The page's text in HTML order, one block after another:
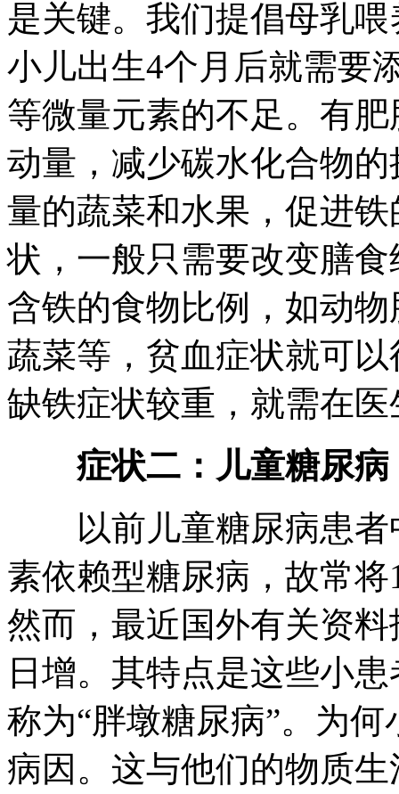
是关键。我们提倡母乳
小儿出生4个月后就需要
等微量元素的不足。有
动量，减少碳水化合物
量的蔬菜和水果，促进
状，一般只需要改变膳
含铁的食物比例，如动
蔬菜等，贫血症状就可
缺铁症状较重，就需在
症状二：儿童糖尿病
以前儿童糖尿病患者
素依赖型糖尿病，故常
然而，最近国外有关资
日增。其特点是这些小
称为“胖墩糖尿病”。为
病因。这与他们的物质